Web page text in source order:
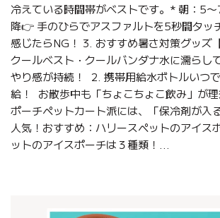
冷えている時間帯がベストです。* 朝：5
降👉 手のひらでアスファルトを5秒間タッ
感じたらNG！ 3. おすすめ暑さ対策グッズ
クールベスト・クールバンダナ水に濡らし
やり感が持続！ 2. 携帯用給水ボトルいつ
給！ お散歩中も「ちょこちょこ飲み」が
ポーチペットカート派には、「保冷剤が入
人気！おすすめ：ハリースペットのアイス
ットのアイスポーチは３種類！...